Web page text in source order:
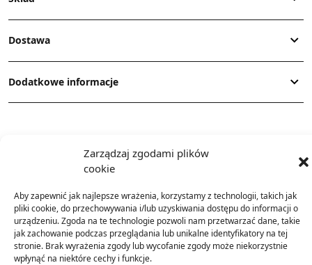
Zarządzaj zgodami plików
cookie
Aby zapewnić jak najlepsze wrażenia, korzystamy z technologii, takich jak
pliki cookie, do przechowywania i/lub uzyskiwania dostępu do informacji o
urządzeniu. Zgoda na te technologie pozwoli nam przetwarzać dane, takie
jak zachowanie podczas przeglądania lub unikalne identyfikatory na tej
stronie. Brak wyrażenia zgody lub wycofanie zgody może niekorzystnie
wpłynąć na niektóre cechy i funkcje.
Dostawa
Dodatkowe informacje
TO SIĘ TERAZ SPRZEDAJE